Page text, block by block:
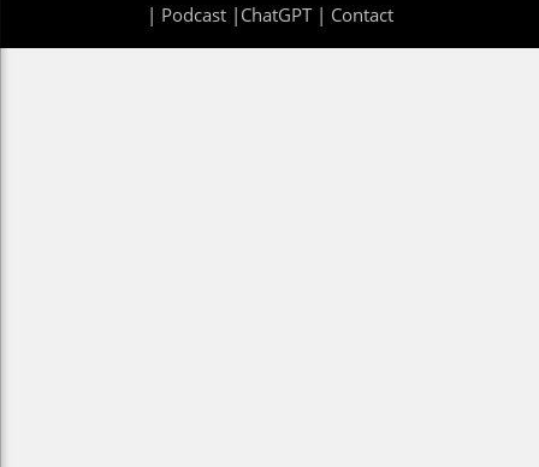
| Podcast| ChatGPT| Contact